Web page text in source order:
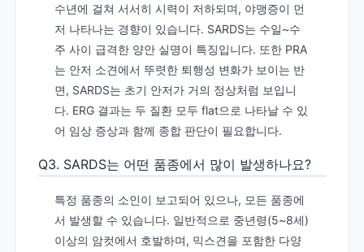
수년에 걸쳐 서서히 시력이 저하되며, 야맹증이 먼
저 나타나는 경향이 있습니다. SARDS는 수일~수
주 사이 급격한 양안 실명이 특징입니다. 또한 PRA
는 안저 소견에서 뚜렷한 퇴행성 변화가 보이는 반
면, SARDS는 초기 안저가 거의 정상처럼 보입니
다. ERG 결과는 두 질환 모두 flat으로 나타날 수 있
어 임상 증상과 함께 종합 판단이 필요합니다.
Q3. SARDS는 어떤 품종에서 많이 발생하나요?
특정 품종의 소인이 보고되어 있으나, 모든 품종에
서 발생할 수 있습니다. 일반적으로 중년령(5~8세)
이상의 암컷에서 호발하며, 믹스견을 포함한 다양